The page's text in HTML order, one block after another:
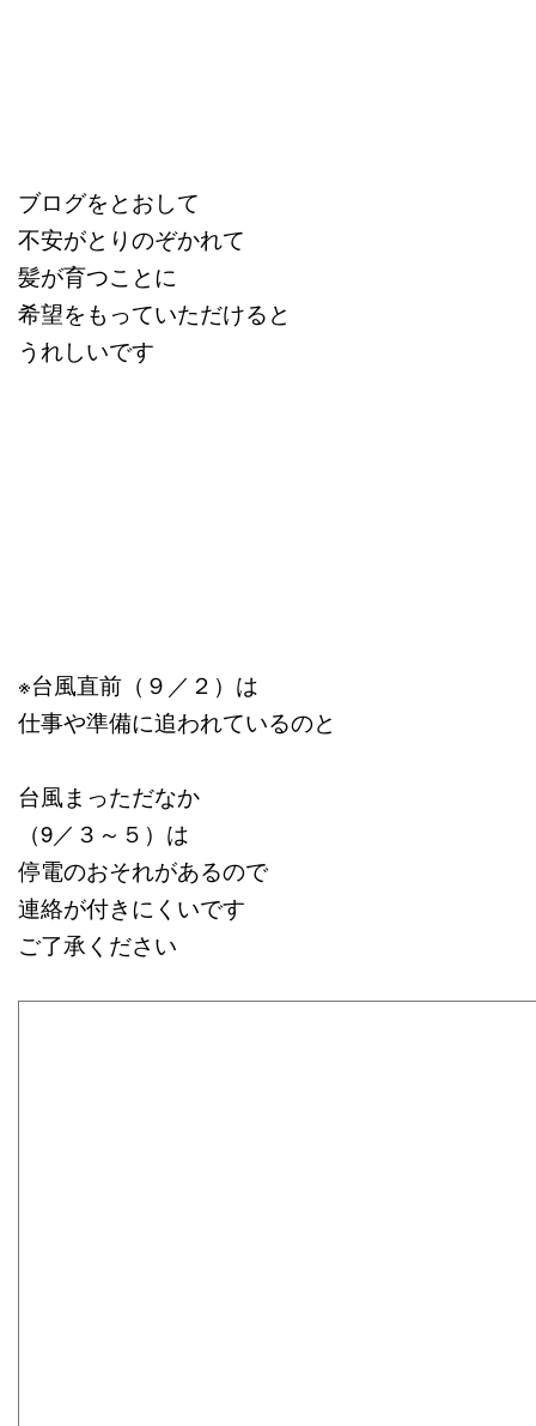
ブログをとおして
不安がとりのぞかれて
髪が育つことに
希望をもっていただけると
うれしいです
※台風直前（９／２）は
仕事や準備に追われているのと
台風まっただなか
（9／３～５）は
停電のおそれがあるので
連絡が付きにくいです
ご了承ください